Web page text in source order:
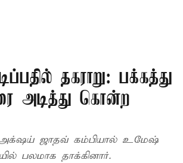
தகராறு: பக்கத்து
அடித்து கொன்ற
கம்பியால் உமேஷ்
பலமாக தாக்கினார்.